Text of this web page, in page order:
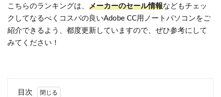
こちらのランキングは、 メーカーのセール情報などもチェッ
クしてなるべくコスパの良いAdobe CC用ノートパソコンをご
紹介できるよう、都度更新していますので、ぜひ参考にして
みてください！
目次